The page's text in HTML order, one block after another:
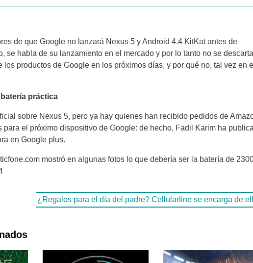
de que Google no lanzará Nexus 5 y Android 4.4 KitKat antes de
se habla de su lanzamiento en el mercado y por lo tanto no se
los productos de Google en los próximos días, y por qué no, tal vez en el
práctica
sobre Nexus 5, pero ya hay quienes han recibido pedidos de
para el próximo dispositivo de Google: de hecho, Fadil Karim ha
en Google plus.
mostró en algunas fotos lo que debería ser la batería de
¿Regalos para el día del padre? Cellularline se encarga de